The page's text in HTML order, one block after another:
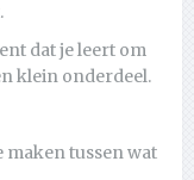
dat je leert om
klein onderdeel.
maken tussen wat